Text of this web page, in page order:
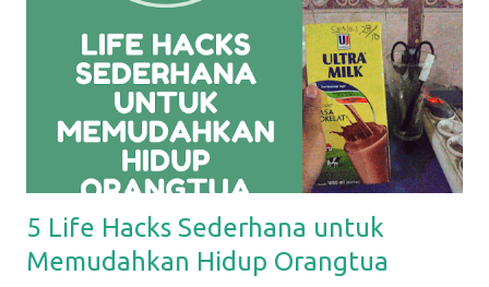
5 Life Hacks Sederhana untuk
Memudahkan Hidup Orangtua